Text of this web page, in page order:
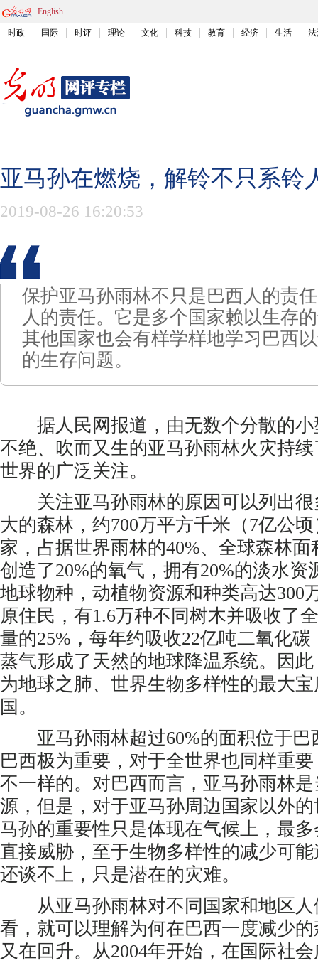
English
时政 国际 时评 理论 文化 科技 教育 经济 生活
亚马孙在燃烧，解铃不只系铃
2019-08-26 16:20:53
保护亚马孙雨林不只是巴西人的责
人的责任。它是多个国家赖以生存
其他国家也会有样学样地学习巴西
的生存问题。
据人民网报道，由无数个分散的小
不绝、吹而又生的亚马孙雨林火灾持
世界的广泛关注。
关注亚马孙雨林的原因可以列出很
大的森林，约700万平方千米（7亿公
家，占据世界雨林的40%、全球森林面
创造了20%的氧气，拥有20%的淡水资
地球物种，动植物资源和种类高达300
原住民，有1.6万种不同树木并吸收了
量的25%，每年约吸收22亿吨二氧化
蒸气形成了天然的地球降温系统。因
为地球之肺、世界生物多样性的最大
国。
亚马孙雨林超过60%的面积位于巴
巴西极为重要，对于全世界也同样重
不一样的。对巴西而言，亚马孙雨林
源，但是，对于亚马孙周边国家以外
马孙的重要性只是体现在气候上，最
直接威胁，至于生物多样性的减少可
还谈不上，只是潜在的灾难。
从亚马孙雨林对不同国家和地区人
看，就可以理解为何在巴西一度减少
又在回升。从2004年开始，在国际社